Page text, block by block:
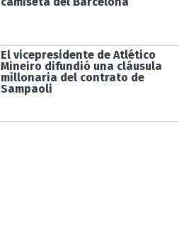
El vicepresidente de Atlético
Mineiro difundió una cláusula
millonaria del contrato de
Sampaoli